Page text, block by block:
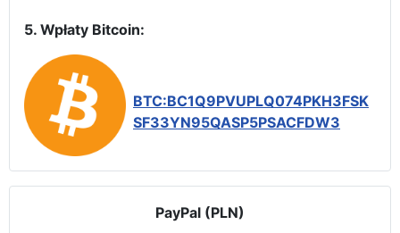
5. Wpłaty Bitcoin:
BTC:BC1Q9PVUPLQ074PKH3FSK
SF33YN95QASP5PSACFDW3
PayPal (PLN)